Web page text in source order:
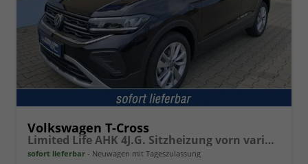
Volkswagen T-Cross
Limited Life AHK 4J.G. Sitzheizung vorn variabler Ladeboden PDC Radio 17 Zoll LM
sofort lieferbar Neuwagen mit Tageszulassung